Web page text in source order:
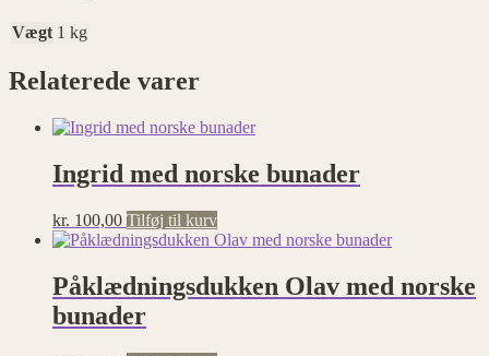
Vægt 1 kg
Relaterede varer
Ingrid med norske bunader
kr. 100,00 Tilføj til kurv
Påklædningsdukken Olav med norske
bunader